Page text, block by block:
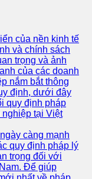
của nền kinh tế
và chính sách
trọng và ảnh
của các doanh
nắm bắt thông
định, dưới đây
quy định pháp
nghiệp tại Việt
càng mạnh
quy định pháp lý
trọng đối với
Để giúp